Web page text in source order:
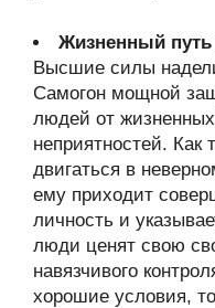
Жизненный
Высшие силы
Самогон мощной
людей от
неприятностей. Как
двигаться в
ему приходит
личность и
люди ценят свою
навязчивого
хорошие условия,